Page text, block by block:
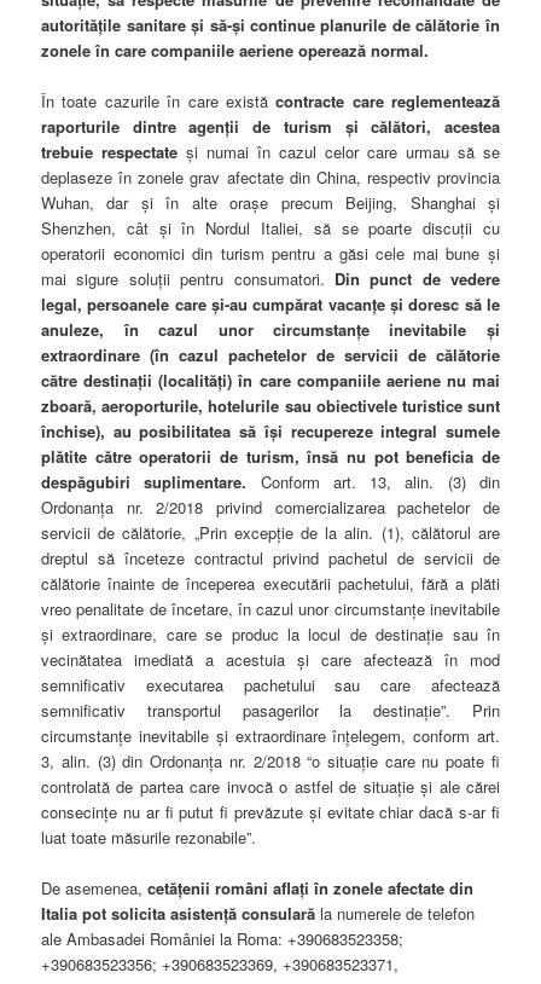
autoritățile sanitare și să-și continue planurile de călătorie în
zonele în care companiile aeriene operează normal.
În toate cazurile în care existăcontracte care reglementează
raporturile dintre agenții de turism și călători, acestea
trebuie respectate și numai în cazul celor care urmau să se
deplaseze în zonele grav afectate din China, respectiv provincia
Wuhan, dar și în alte orașe precum Beijing, Shanghai și
Shenzhen, cât și în Nordul Italiei, să se poarte discuții cu
operatorii economici din turism pentru a găsi cele mai bune și
mai sigure soluții pentru consumatori. Din punct de vedere
legal, persoanele care și-au cumpărat vacanțe și doresc să le
anuleze, în cazul unor circumstanțe inevitabile și
extraordinare (în cazul pachetelor de servicii de călătorie
către destinații (localități) în care companiile aeriene nu mai
zboară, aeroporturile, hotelurile sau obiectivele turistice sunt
închise), au posibilitatea să își recupereze integral sumele
plătite către operatorii de turism, însă nu pot beneficia de
despăgubiri suplimentare. Conform art. 13, alin. (3) din
Ordonanța nr. 2/2018 privind comercializarea pachetelor de
servicii de călătorie, „Prin excepție de la alin. (1), călătorul are
dreptul să înceteze contractul privind pachetul de servicii de
călătorie înainte de începerea executării pachetului, fără a plăti
vreo penalitate de încetare, în cazul unor circumstanțe inevitabile
și extraordinare, care se produc la locul de destinație sau în
vecinătatea imediată a acestuia și care afectează în mod
semnificativ executarea pachetului sau care afectează
semnificativ transportul pasagerilor la destinație”. Prin
circumstanțe inevitabile și extraordinare înțelegem, conform art.
3, alin. (3) din Ordonanța nr. 2/2018 “o situație care nu poate fi
controlată de partea care invocă o astfel de situație și ale cărei
consecințe nu ar fi putut fi prevăzute și evitate chiar dacă s-ar fi
luat toate măsurile rezonabile”.
De asemenea,cetățenii români aflați în zonele afectate din
Italia pot solicita asistență consulară la numerele de telefon
ale Ambasadei României la Roma: +390683523358;
+390683523356; +390683523369, +390683523371,